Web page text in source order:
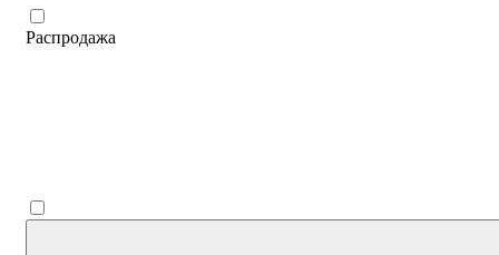
Распродажа